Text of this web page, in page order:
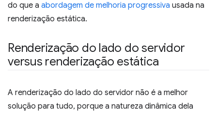
do que a abordagem de melhoria progressiva usada na
renderização estática.
Renderização do lado do servidor
versus renderização estática
A renderização do lado do servidor não é a melhor
solução para tudo, porque a natureza dinâmica dela